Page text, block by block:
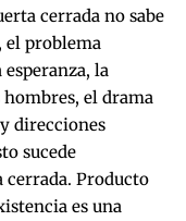
cerrada no sabe
el problema
la
el drama
direcciones
sucede
cerrada. Producto
es una